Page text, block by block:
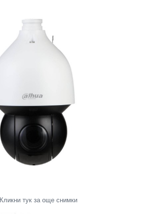
Кликни тук за още снимки